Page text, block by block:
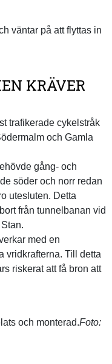
väntar på att flyttas in
KRÄVER
trafikerade cykelstråk
och Gamla
gång- och
söder och norr redan
utesluten. Detta
från tunnelbanan vid
med en
vridkrafterna. Till detta
riskerat att få bron att
och monterad.Foto: